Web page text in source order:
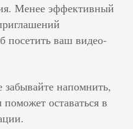
Менее эффективный
посетить ваш видео-
напомнить,
оставаться в